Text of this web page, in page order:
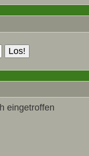
eingetroffen